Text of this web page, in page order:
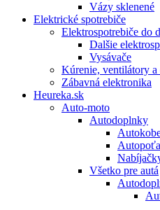
Vázy sklenené
Elektrické spotrebiče
Elektrospotrebiče do
Dalšie
Vysávače
Kúrenie, ventilátory
Zábavná elektronika
Heureka.sk
Auto-moto
Autodoplnky
Všetko pre autá